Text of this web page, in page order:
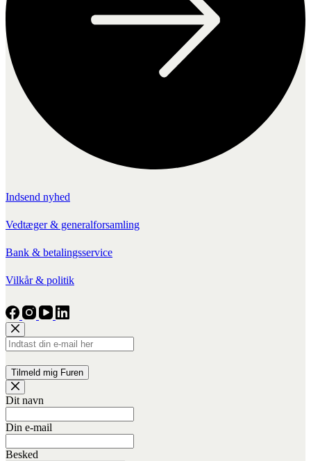
Indsend nyhed
Vedtæger & generalforsamling
Bank & betalingsservice
Vilkår & politik
Leave
field
blank
Dit navn
Din e-mail
Besked